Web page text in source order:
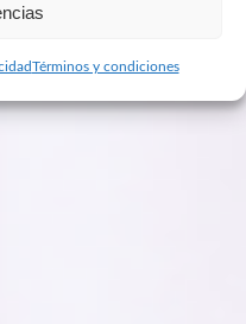
Términos y condiciones